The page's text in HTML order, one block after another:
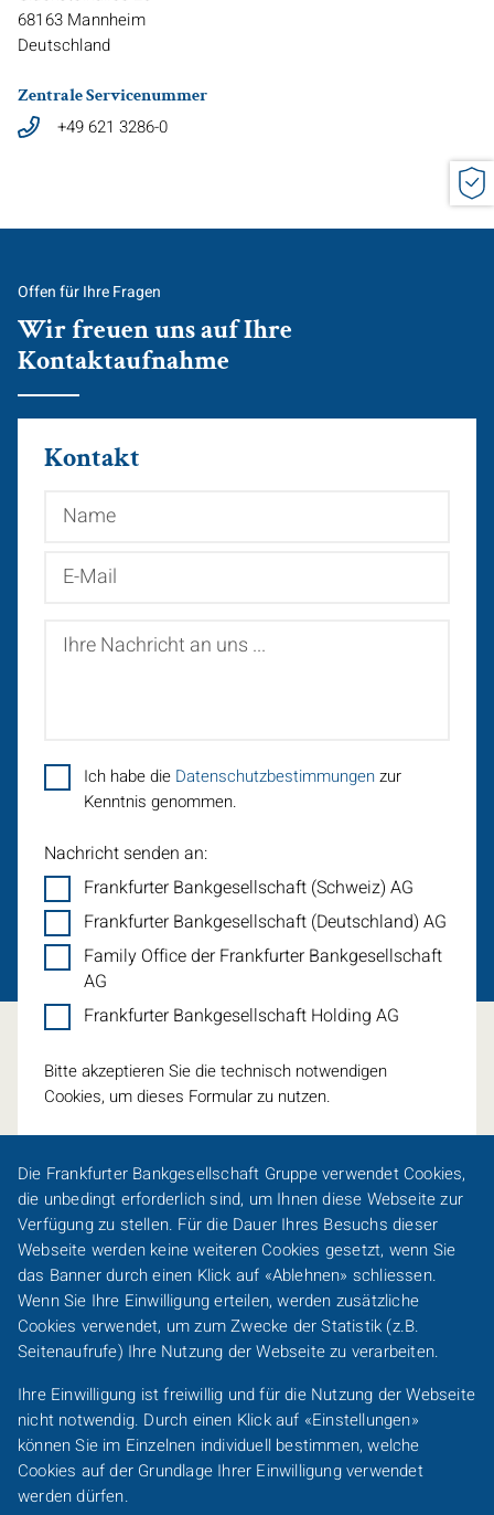
Die Frankfurter Bankgesellschaft Gruppe verwendet Cookies,
die unbedingt erforderlich sind, um Ihnen diese Webseite zur
Verfügung zu stellen. Für die Dauer Ihres Besuchs dieser
Webseite werden keine weiteren Cookies gesetzt, wenn Sie
das Banner durch einen Klick auf «Ablehnen» schliessen.
Wenn Sie Ihre Einwilligung erteilen, werden zusätzliche
Cookies verwendet, um zum Zwecke der Statistik (z.B.
Seitenaufrufe) Ihre Nutzung der Webseite zu verarbeiten.
Ihre Einwilligung ist freiwillig und für die Nutzung der Webseite
nicht notwendig. Durch einen Klick auf «Einstellungen»
können Sie im Einzelnen individuell bestimmen, welche
Cookies auf der Grundlage Ihrer Einwilligung verwendet
werden dürfen.
68163 Mannheim
Deutschland
Zentrale Servicenummer
+49 621 3286-0
Offen für Ihre Fragen
Wir freuen uns auf Ihre
Kontaktaufnahme
Kontakt
Name
Mail
Nachricht
Ich habe die Datenschutzbestimmungenzur
Kenntnis genommen.
Nachricht senden an:
Frankfurter Bankgesellschaft (Schweiz) AG
Frankfurter Bankgesellschaft (Deutschland) AG
Family Office der Frankfurter Bankgesellschaft
AG
Frankfurter Bankgesellschaft Holding AG
Bitte akzeptieren Sie die technisch notwendigen
Cookies, um dieses Formular zu nutzen.
Eine Spur persönlicher
Footer-
Line-
DACH
/
FO
Karriere Presse Sitemap Barrierefreiheit
Kundeninformationen Impressum Datenschutz
Footer-
DACH
/
Frankfurter Bankgesellschaft Gruppe